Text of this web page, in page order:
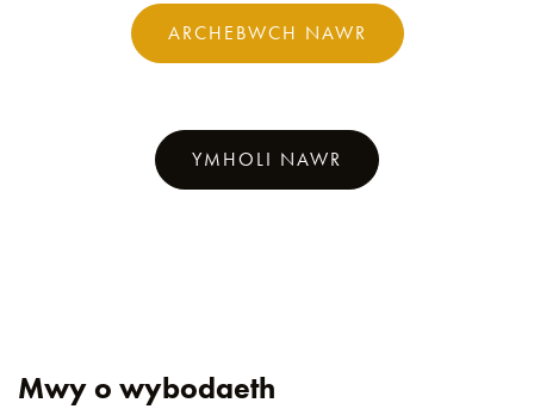
ARCHEBWCH NAWR
YMHOLI NAWR
Mwy o wybodaeth